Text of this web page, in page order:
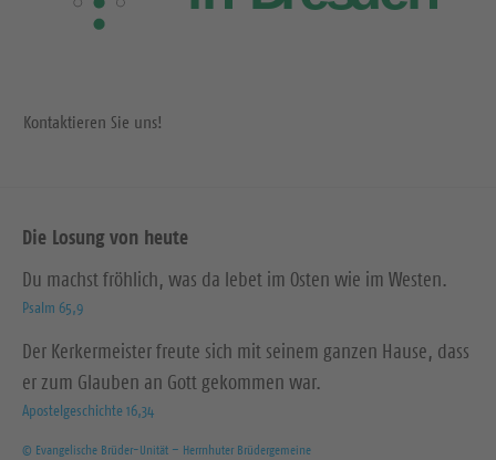
Kontaktieren Sie uns!
Die Losung von heute
Du machst fröhlich, was da lebet im Osten wie im Westen.
Psalm 65,9
Der Kerkermeister freute sich mit seinem ganzen Hause, dass
er zum Glauben an Gott gekommen war.
Apostelgeschichte 16,34
© Evangelische Brüder-Unität – Herrnhuter Brüdergemeine